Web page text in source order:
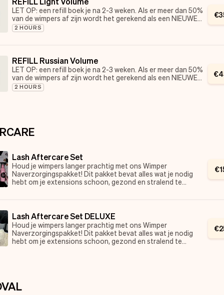
LET OP: een refill boek je na 2-3 weken. Als er meer dan 50%
van de wimpers af zijn wordt het gerekend als een NIEUWE
SET.
2 HOURS
€
REFILL Russian Volume
LET OP: een refill boek je na 2-3 weken. Als er meer dan 50%
van de wimpers af zijn wordt het gerekend als een NIEUWE
SET.
2 HOURS
€
Lash Aftercare Set
Houd je wimpers langer prachtig met ons Wimper
Naverzorgingspakket! Dit pakket bevat alles wat je nodig
hebt om je extensions schoon, gezond en stralend te
Wat je krijgt:
• Lash shampoo
• Spoolie
• Lash cleaning brush
€
Lash Aftercare Set DELUXE
Houd je wimpers langer prachtig met ons Wimper
Naverzorgingspakket! Dit pakket bevat alles wat je nodig
hebt om je extensions schoon, gezond en stralend te
• Lash fan
• Water bottle
€